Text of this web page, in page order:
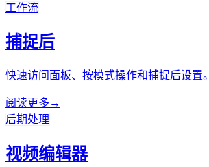
工作流
捕捉后
快速访问面板、按模式操作和捕捉后设置。
阅读更多 →
后期处理
视频编辑器